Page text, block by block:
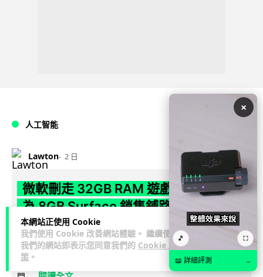
本網站正使用 Cookie
我們使用 Cookie 改善網站體驗。 繼續使用
我們的網站即表示您同意我們的 Cookie 政
策 。
人工智能
Lawton 2 日
微軟刪走 32GB RAM 遊戲建議 分析:
為 8GB Surface 銷售鋪路 連自家
Copilot+ 門檻也未到
Microsoft 被發現靜靜刪除官方網站上，對遊戲玩家要為電腦配
置 32GB RAM 的建議。分析指微軟同時新推出的 8GB RAM 入
×
🎵 ⛶
📖 詳細評測 →